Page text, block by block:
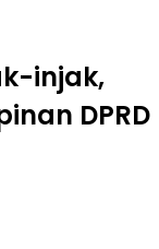
injak,
DPRD